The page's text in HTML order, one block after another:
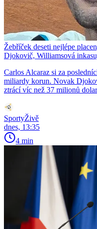
Žebříček deseti nejlépe
Djokovič, Williamsová
Carlos Alcaraz si za
miliardy korun. Novak
ztrácí víc než 37 milionů
SportyŽivě
dnes, 13:35
4 min